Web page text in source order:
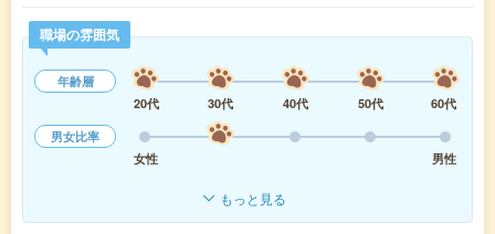
職場の雰囲気
年齢層
20代
30代 40代 50代
60代
男女比率
女性
男性
もっと見る